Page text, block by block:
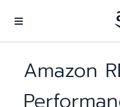
Amazon